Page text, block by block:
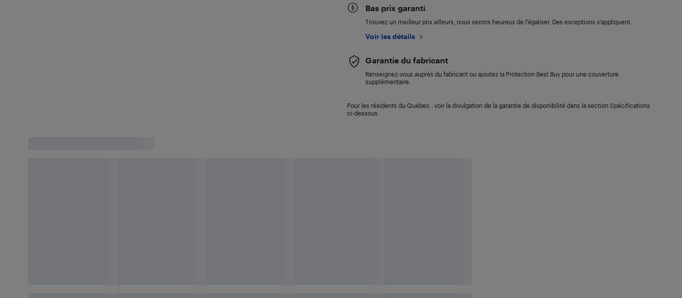
Bas prix garanti
Trouvez un meilleur prix ailleurs, nous serons heureux de l’égaliser. Des exceptions s’appliquent.
Voir les détails
Garantie du fabricant
Renseignez-vous auprès du fabricant ou ajoutez la Protection Best Buy pour une couverture
supplémentaire.
Pour les résidents du Québec : voir la divulgation de la garantie de disponibilité dans la section Spécifications
ci-dessous.